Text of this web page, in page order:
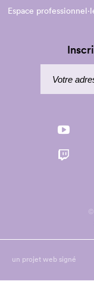
Espace
un projet web signé